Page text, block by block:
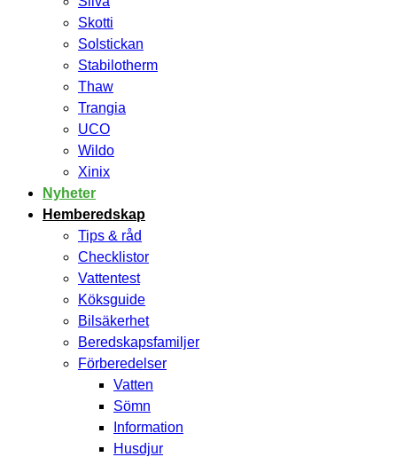
Skotti
Solstickan
Stabilotherm
Thaw
Trangia
UCO
Wildo
Xinix
Nyheter
Hemberedskap
Tips & råd
Checklistor
Vattentest
Köksguide
Bilsäkerhet
Beredskapsfamiljer
Förberedelser
Vatten
Sömn
Information
Husdjur